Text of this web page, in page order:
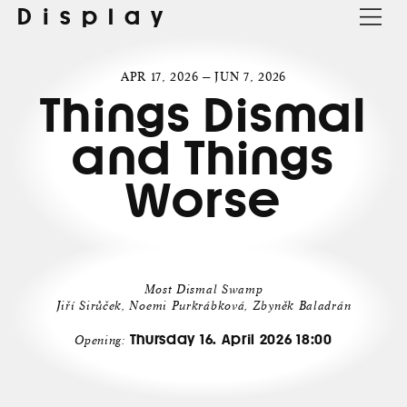
Display
APR 17, 2026 — JUN 7, 2026
Things Dismal
and Things
Worse
Most Dismal Swamp
Jiří Sirůček, Noemi Purkrábková, Zbyněk Baladrán
Opening: Thursday 16. April 2026 18:00